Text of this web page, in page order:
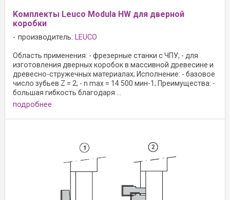
Kомплекты Leuco Modula HW для дверной
коробки
производитель: LEUCO
Область применения: - фрезерные станки с ЧПУ; - для
изготовления дверных коробок в массивной древесине и
древесно-стружечных материалах; Исполнение: - базовое
число зубьев Z = 2; - n max = 14 500 мин-1; Преимущества: -
большая гибкость благодаря ...
подробнее